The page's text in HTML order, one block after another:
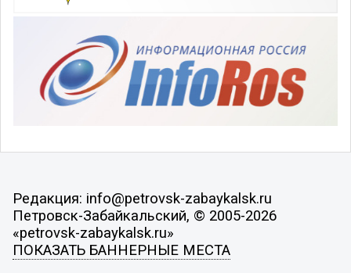
Редакция: info@petrovsk-zabaykalsk.ru
Петровск-Забайкальский, © 2005-2026
«petrovsk-zabaykalsk.ru»
ПОКАЗАТЬ БАННЕРНЫЕ МЕСТА